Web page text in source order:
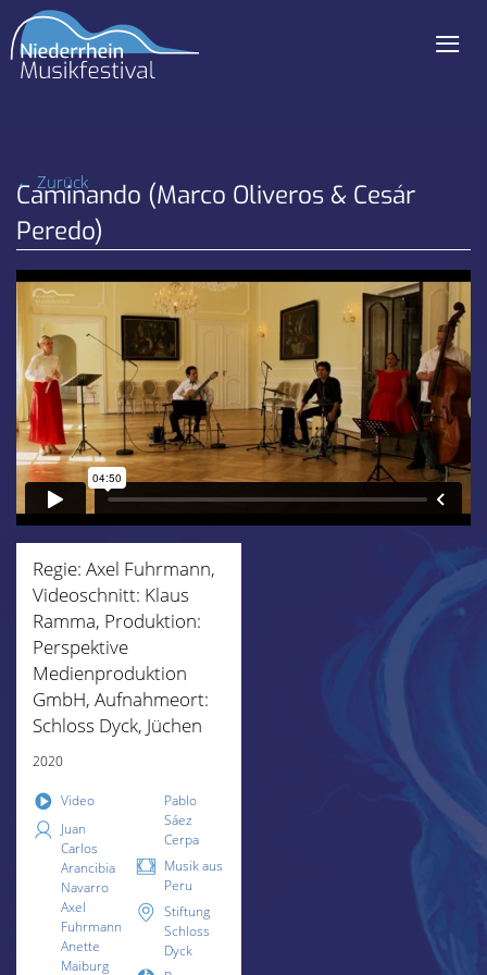
≡
← Zurück
Caminando (Marco Oliveros & Cesár
Peredo)
Regie: Axel Fuhrmann,
Videoschnitt: Klaus
Ramma, Produktion:
Perspektive
Medienproduktion
GmbH, Aufnahmeort:
Schloss Dyck, Jüchen
2020
Video
Juan
Carlos
Arancibia
Navarro
Axel
Fuhrmann
Anette
Maiburg
Pablo
Sáez
Cerpa
Musik aus
Peru
Stiftung
Schloss
Dyck